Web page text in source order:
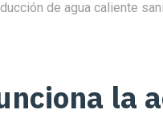
de agua caliente
la